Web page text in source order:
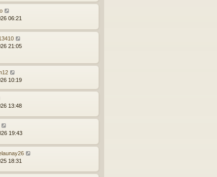
06:21
21:05
10:19
13:48
19:43
18:31